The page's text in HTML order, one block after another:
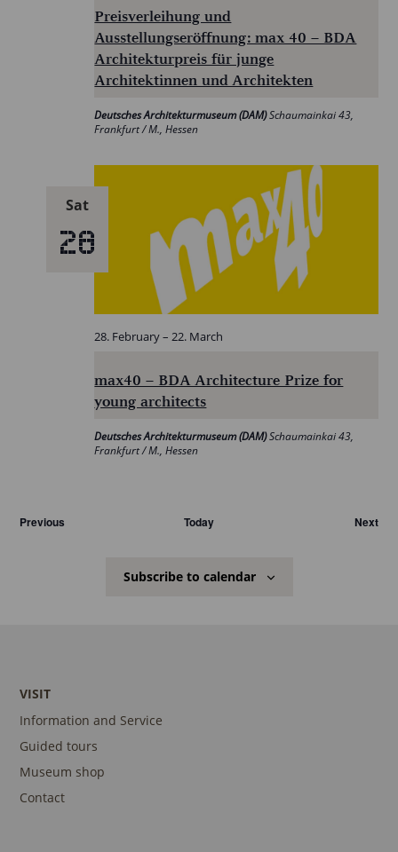
Preisverleihung und
Ausstellungseröffnung: max 40 – BDA
Architekturpreis für junge
Architektinnen und Architekten
Deutsches Architekturmuseum (DAM)Schaumainkai 43,
Frankfurt / M., Hessen
Sat
28
max40 – BDA Architecture Prize for
young architects
28. February–22. March
Deutsches Architekturmuseum (DAM)Schaumainkai 43,
Frankfurt / M., Hessen
Previous Today
Next
Subscribe to calendar
VISIT
Information and Service
Guided tours
Museum shop
Contact